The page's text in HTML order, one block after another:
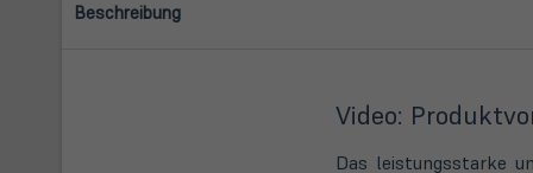
Beschreibung
Video:
Das leistungsstarke